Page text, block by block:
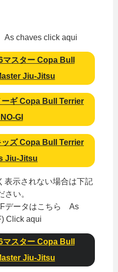
As chaves click aqui
スター Copa Bull
Jiu-Jitsu
ーギ Copa Bull Terrier
GI
ッズ Copa Bull Terrier
Jiu-Jitsu
表示されない場合は下記
い。
データはこちら As
Click aqui
スター Copa Bull
Jiu-Jitsu